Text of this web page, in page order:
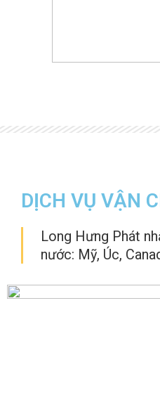
DỊCH VỤ VẬN
Long Hưng Phát
nước: Mỹ, Úc,